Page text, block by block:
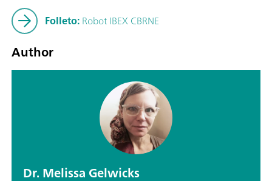
Folleto:Robot IBEX CBRNE
Author
Dr. Melissa Gelwicks